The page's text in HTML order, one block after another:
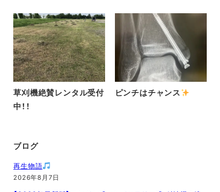
草刈機絶賛レンタル受付
中！！
ピンチはチャンス
ブログ
再生物語
2026年8月7日